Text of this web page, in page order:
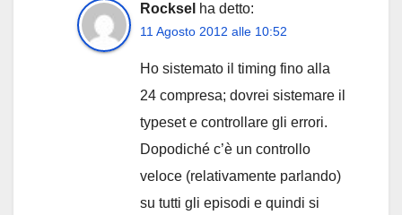
Rocksel ha detto:
11 Agosto 2012 alle 10:52
Ho sistemato il timing fino alla
24 compresa; dovrei sistemare il
typeset e controllare gli errori.
Dopodiché c’è un controllo
veloce (relativamente parlando)
su tutti gli episodi e quindi si